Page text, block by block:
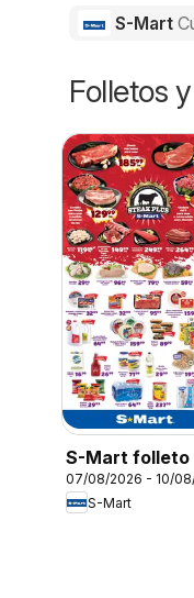
S-Mart
Folletos
S-Mart folleto
07/08/2026 - 10/
S-Mart